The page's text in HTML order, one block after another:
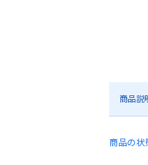
商品説
商品の状